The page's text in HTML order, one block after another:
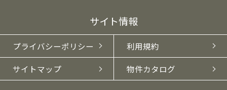
サイト情報
プライバシーポリシー 利用規約
サイトマップ 物件カタログ